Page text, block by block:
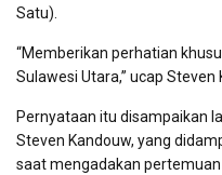
Satu).
“Memberikan perhatian
Sulawesi Utara,” ucap
Pernyataan itu disampaikan
Steven Kandouw, yang
saat mengadakan pertemuan